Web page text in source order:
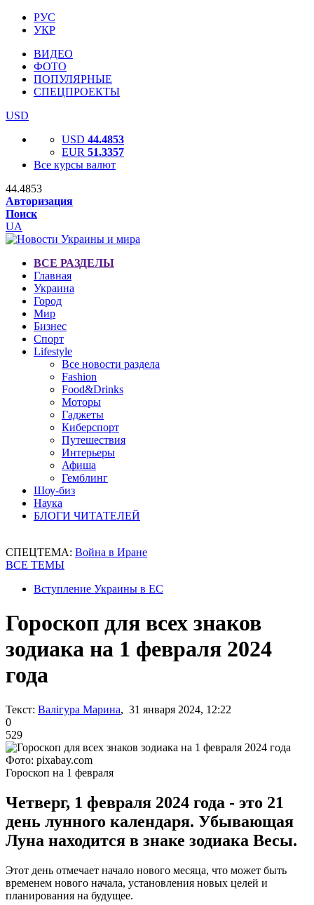
РУС
УКР
ВИДЕО
ФОТО
ПОПУЛЯРНЫЕ
СПЕЦПРОЕКТЫ
USD
USD 44.4853
EUR 51.3357
Все курсы валют
44.4853
Авторизация
Поиск
UA
ВСЕ РАЗДЕЛЫ
Главная
Украина
Город
Мир
Бизнес
Спорт
Lifestyle
Все новости раздела
Fashion
Food&Drinks
Моторы
Гаджеты
Киберспорт
Путешествия
Интерьеры
Афиша
Гемблинг
Шоу-биз
Наука
БЛОГИ ЧИТАТЕЛЕЙ
СПЕЦТЕМА: Война в Иране
ВСЕ ТЕМЫ
Вступление Украины в ЕС
Гороскоп для всех знаков
зодиака на 1 февраля 2024
года
Текст: Валігура Марина, 31 января 2024, 12:22
0
529
Фото: pixabay.com
Гороскоп на 1 февраля
Четверг, 1 февраля 2024 года - это 21
день лунного календаря. Убывающая
Луна находится в знаке зодиака Весы.
Этот день отмечает начало нового месяца, что может быть
временем нового начала, установления новых целей и
планирования на будущее.